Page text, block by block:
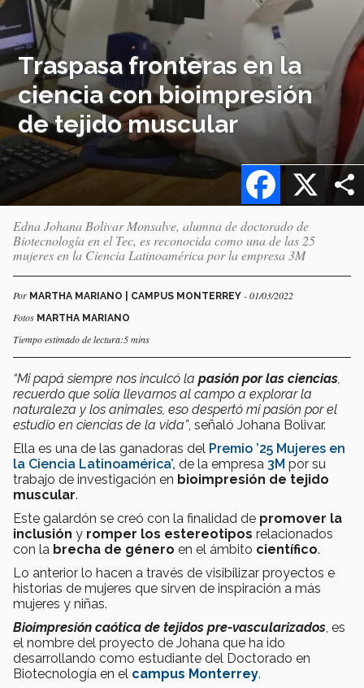
Traspasa fronteras en la
ciencia con bioimpresión
de tejido muscular
X
Facebook
Edna Johana Bolivar Monsalve, alumna de doctorado de
Biotecnología en el Tec, es reconocida como una de las 25
mujeres en la Ciencia Latinoamérica por la empresa 3M
Por MARTHA MARIANO | CAMPUS MONTERREY - 01/03/2022
Fotos MARTHA MARIANO
Tiempo estimado de lectura:5 mins
“Mi papá siempre nos inculcó la pasión por las ciencias
recuerdo que solía llevarnos al campo a explorar la
naturaleza y los animales, eso despertó mi pasión por el
estudio en ciencias de la vida”, señaló Johana Bolivar.
Ella es una de las ganadoras del Premio ’25 Mujeres en
la Ciencia Latinoamérica’, de la empresa 3M por su
trabajo de investigación en bioimpresión de tejido
muscular.
Este galardón se creó con la finalidad de promover la
inclusión y romper los estereotipos relacionados
con la brecha de género en el ámbito científico.
Lo anterior lo hacen a través de visibilizar proyectos e
historias de mujeres que sirven de inspiración a más
mujeres y niñas.
Bioimpresión caótica de tejidos pre-vascularizados , es
el nombre del proyecto de Johana que ha ido
desarrollando como estudiante del Doctorado en
Biotecnología en el campus Monterrey.